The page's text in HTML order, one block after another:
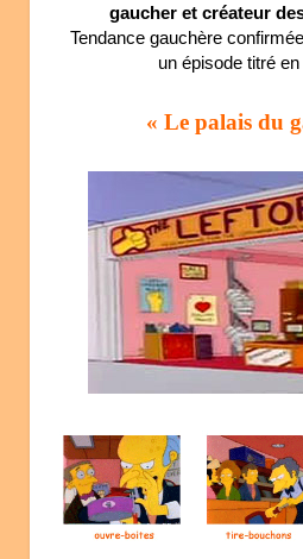
gaucher et créateur
Tendance gauchère
un épisode titré
« Le palais du